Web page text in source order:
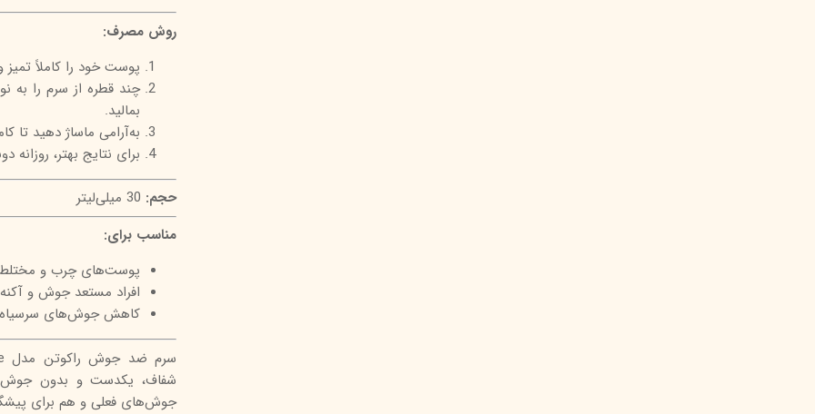
روش مصرف:
پوست خود را کاملاً
چند قطره از سرم را
بمالید.
به‌آرامی ماساژ دهید تا
برای نتایج بهتر،
حجم: 30 میلی‌لیتر
مناسب برای:
پوست‌های چرب و
افراد مستعد جوش و آکنه
کاهش جوش‌های
شفاف، یکدست و بدون جوش
جوش‌های فعلی و هم برای